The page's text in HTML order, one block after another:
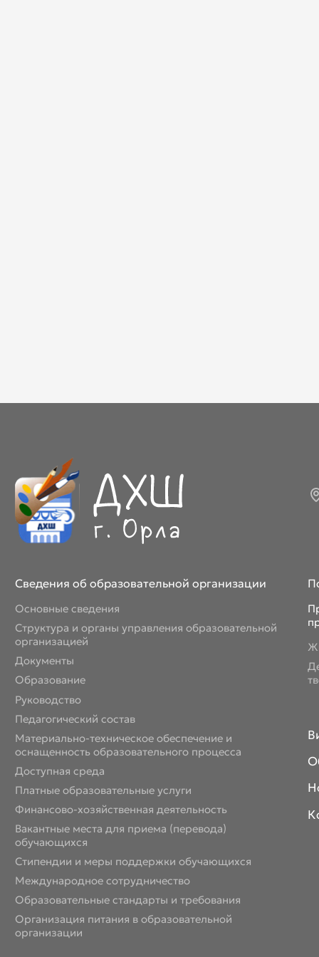
Сведения об образовательной организации
Основные сведения
Структура и органы управления образовательной
организацией
Документы
Образование
Руководство
Педагогический состав
Материально-техническое обеспечение и
оснащенность образовательного процесса
Доступная среда
Платные образовательные услуги
Финансово-хозяйственная деятельность
Вакантные места для приема (перевода)
обучающихся
Стипендии и меры поддержки обучающихся
Международное сотрудничество
Образовательные стандарты и требования
Организация питания в образовательной
организации